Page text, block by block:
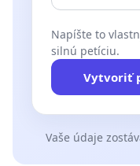
Napíšte to
silnú petíciu.
Vytvoriť
Vaše údaje